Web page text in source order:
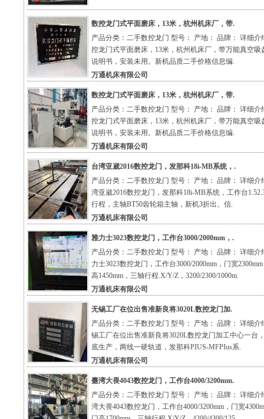
数控龙门式平面磨床，13米，杭州机床厂，带.
产品分类：二手数控龙门 型号： 产地： 品牌： 详细介
控龙门式平面磨床，13米，杭州机床厂，带万能真空吸
说明书，安装未用。新机品质二手价格信息编.
万通机床有限公司
数控龙门式平面磨床，13米，杭州机床厂，带.
产品分类：二手数控龙门 型号： 产地： 品牌： 详细介
控龙门式平面磨床，13米，杭州机床厂，带万能真空吸
说明书，安装未用。新机品质二手价格信息编.
万通机床有限公司
台湾亚崴2016数控龙门，发那科18i-MB系统，.
产品分类：二手数控龙门 型号： 产地： 品牌： 详细介
湾亚崴2016数控龙门，发那科18i-MB系统，工作台
行程，主轴BT50齿轮箱主轴，新机3折出。信.
万通机床有限公司
雅力士3023数控龙门，工作台3000/2000mm，.
产品分类：二手数控龙门 型号： 产地： 品牌： 详细介
力士3023数控龙门，工作台3000/2000mm，门宽
高1450mm，三轴行程.X/Y/Z，3200/2300/1000m.
万通机床有限公司
无锡工厂在位出售准新良将3020L数控龙门加.
产品分类：二手数控龙门 型号： 产地： 品牌： 详细介
锡工厂在位出售准新良将3020L数控龙门加工中心一台
底生产，两线一硬轨道，发那科PIUS-MFPIus系.
万通机床有限公司
臺湾大畏4043数控龙门，工作台4000/3200mm.
产品分类：二手数控龙门 型号： 产地： 品牌： 详细介
湾大畏4043数控龙门，工作台4000/3200mm，门宽